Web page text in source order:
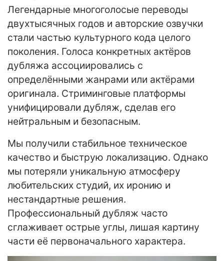
Легендарные многоголосые переводы
двухтысячных годов и авторские озвучки
стали частью культурного кода целого
поколения. Голоса конкретных актёров
дубляжа ассоциировались с
определёнными жанрами или актёрами
оригинала. Стриминговые платформы
унифицировали дубляж, сделав его
нейтральным и безопасным.
Мы получили стабильное техническое
качество и быструю локализацию. Однако
мы потеряли уникальную атмосферу
любительских студий, их иронию и
нестандартные решения.
Профессиональный дубляж часто
сглаживает острые углы, лишая картину
части её первоначального характера.